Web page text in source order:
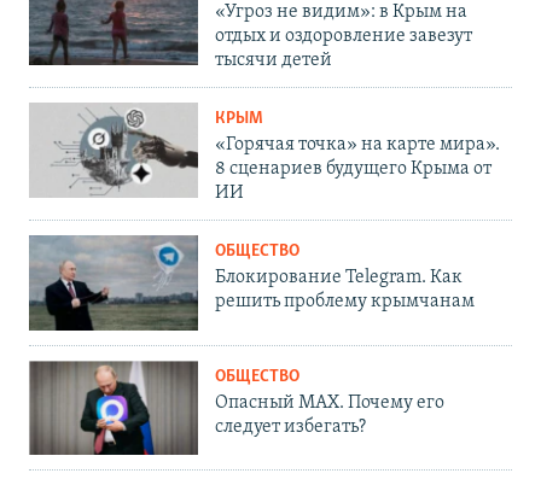
«Угроз не видим»: в Крым на
отдых и оздоровление завезут
тысячи детей
КРЫМ
«Горячая точка» на карте мира».
8 сценариев будущего Крыма от
ИИ
ОБЩЕСТВО
Блокирование Telegram. Как
решить проблему крымчанам
ОБЩЕСТВО
Опасный MAX. Почему его
следует избегать?